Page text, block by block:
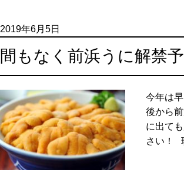
2019年6月5日
間もなく前浜うに解禁予
今年は
後から
に出て
さい！